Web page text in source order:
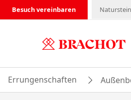
Besuch vereinbaren Naturstein
Errungenschaften